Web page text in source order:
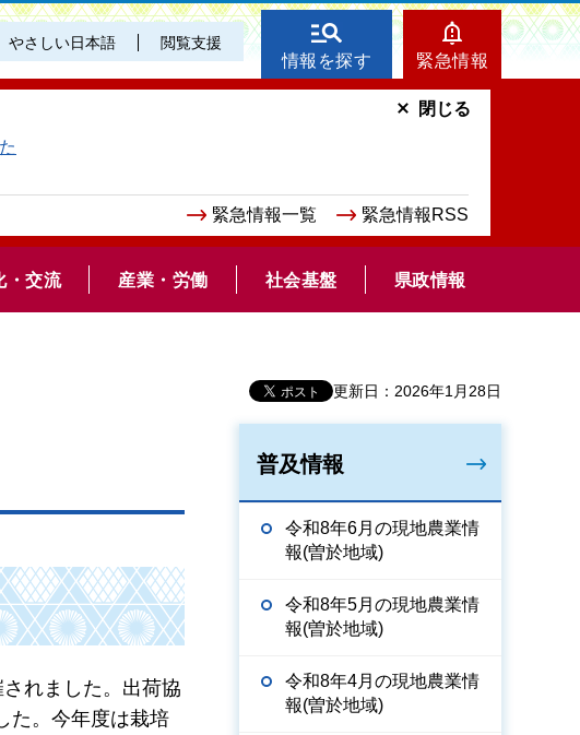
やさしい日本語 閲覧支援
情報を探す 緊急情報
緊急情報一覧 緊急情報RSS
閉じる
・交流 産業・労働 社会基盤 県政情報
更新日：2026年1月28日
れました。出荷協
た。今年度は栽培
普及情報
令和8年6月の現地農業情
報(曽於地域)
令和8年5月の現地農業情
報(曽於地域)
令和8年4月の現地農業情
報(曽於地域)